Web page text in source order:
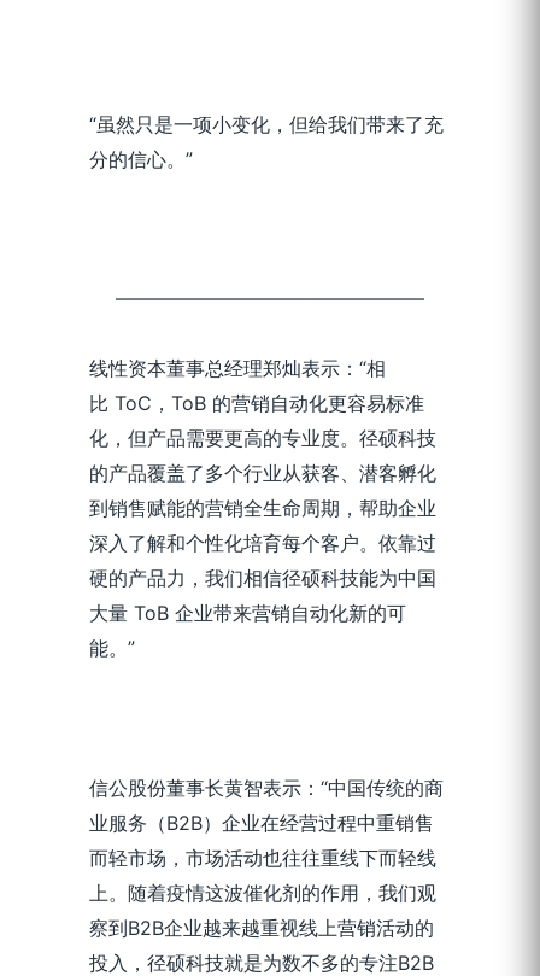
“虽然只是一项小变化，但给我们带来了充
分的信心。”
————————————————
线性资本董事总经理郑灿表示：“相
比 ToC，ToB 的营销自动化更容易标准
化，但产品需要更高的专业度。径硕科技
的产品覆盖了多个行业从获客、潜客孵化
到销售赋能的营销全生命周期，帮助企业
深入了解和个性化培育每个客户。依靠过
硬的产品力，我们相信径硕科技能为中国
大量 ToB 企业带来营销自动化新的可
能。”
信公股份董事长黄智表示：“中国传统的商
业服务（B2B）企业在经营过程中重销售
而轻市场，市场活动也往往重线下而轻线
上。随着疫情这波催化剂的作用，我们观
察到B2B企业越来越重视线上营销活动的
投入，径硕科技就是为数不多的专注B2B